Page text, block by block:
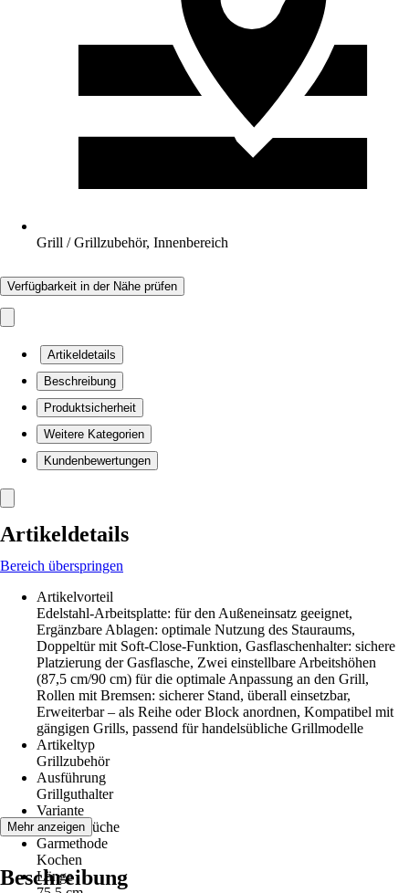
Grill / Grillzubehör, Innenbereich
Verfügbarkeit in der Nähe prüfen
Artikeldetails
Beschreibung
Produktsicherheit
Weitere Kategorien
Kundenbewertungen
Artikeldetails
Bereich überspringen
Artikelvorteil
Edelstahl-Arbeitsplatte: für den Außeneinsatz geeignet,
Ergänzbare Ablagen: optimale Nutzung des Stauraums,
Doppeltür mit Soft-Close-Funktion, Gasflaschenhalter: sichere
Platzierung der Gasflasche, Zwei einstellbare Arbeitshöhen
(87,5 cm/90 cm) für die optimale Anpassung an den Grill,
Rollen mit Bremsen: sicherer Stand, überall einsetzbar,
Erweiterbar – als Reihe oder Block anordnen, Kompatibel mit
gängigen Grills, passend für handelsübliche Grillmodelle
Artikeltyp
Grillzubehör
Ausführung
Grillguthalter
Variante
Outdoorküche
Garmethode
Kochen
Länge
Mehr anzeigen
Beschreibung